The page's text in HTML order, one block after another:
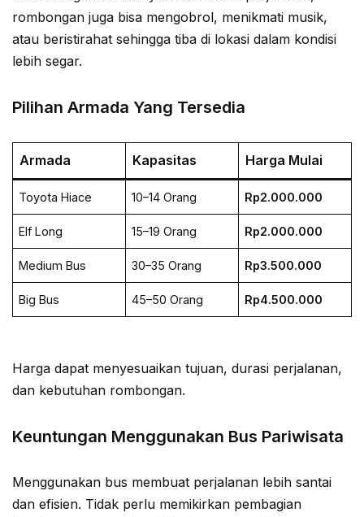
rombongan juga bisa mengobrol, menikmati musik,
atau beristirahat sehingga tiba di lokasi dalam kondisi
lebih segar.
Pilihan Armada Yang Tersedia
Armada Kapasitas Harga Mulai
Toyota Hiace 10–14 Orang Rp2.000.000
Elf Long 15–19 Orang Rp2.000.000
Medium Bus 30–35 Orang Rp3.500.000
Big Bus 45–50 Orang Rp4.500.000
Harga dapat menyesuaikan tujuan, durasi perjalanan,
dan kebutuhan rombongan.
Keuntungan Menggunakan Bus Pariwisata
Menggunakan bus membuat perjalanan lebih santai
dan efisien. Tidak perlu memikirkan pembagian